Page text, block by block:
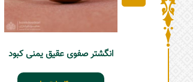
انگشتر صفوی عقیق یمنی کبود